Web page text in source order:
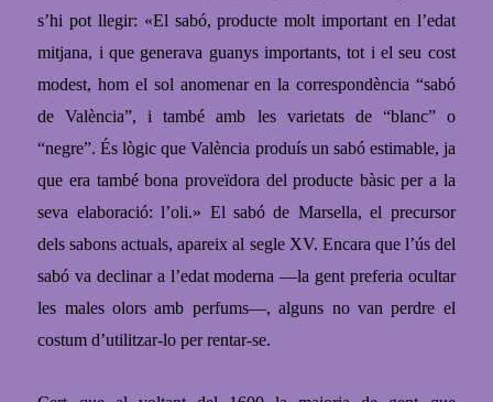
s’hi pot llegir: «El sabó, producte molt important en l’edat
mitjana, i que generava guanys importants, tot i el seu cost
modest, hom el sol anomenar en la correspondència “sabó
de València”, i també amb les varietats de “blanc” o
“negre”. És lògic que València produís un sabó estimable, ja
que era també bona proveïdora del producte bàsic per a la
seva elaboració: l’oli.» El sabó de Marsella, el precursor
dels sabons actuals, apareix al segle XV. Encara que l’ús del
sabó va declinar a l’edat moderna —la gent preferia ocultar
les males olors amb perfums—, alguns no van perdre el
costum d’utilitzar-lo per rentar-se.